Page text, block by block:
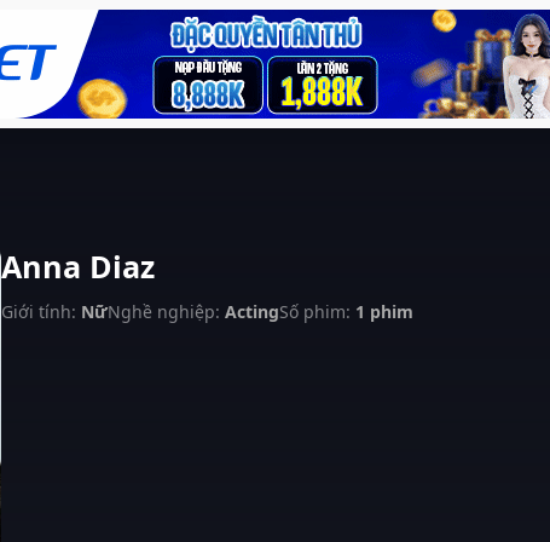
Anna Diaz
Giới tính: NữNghề nghiệp: ActingSố phim: 1 phim